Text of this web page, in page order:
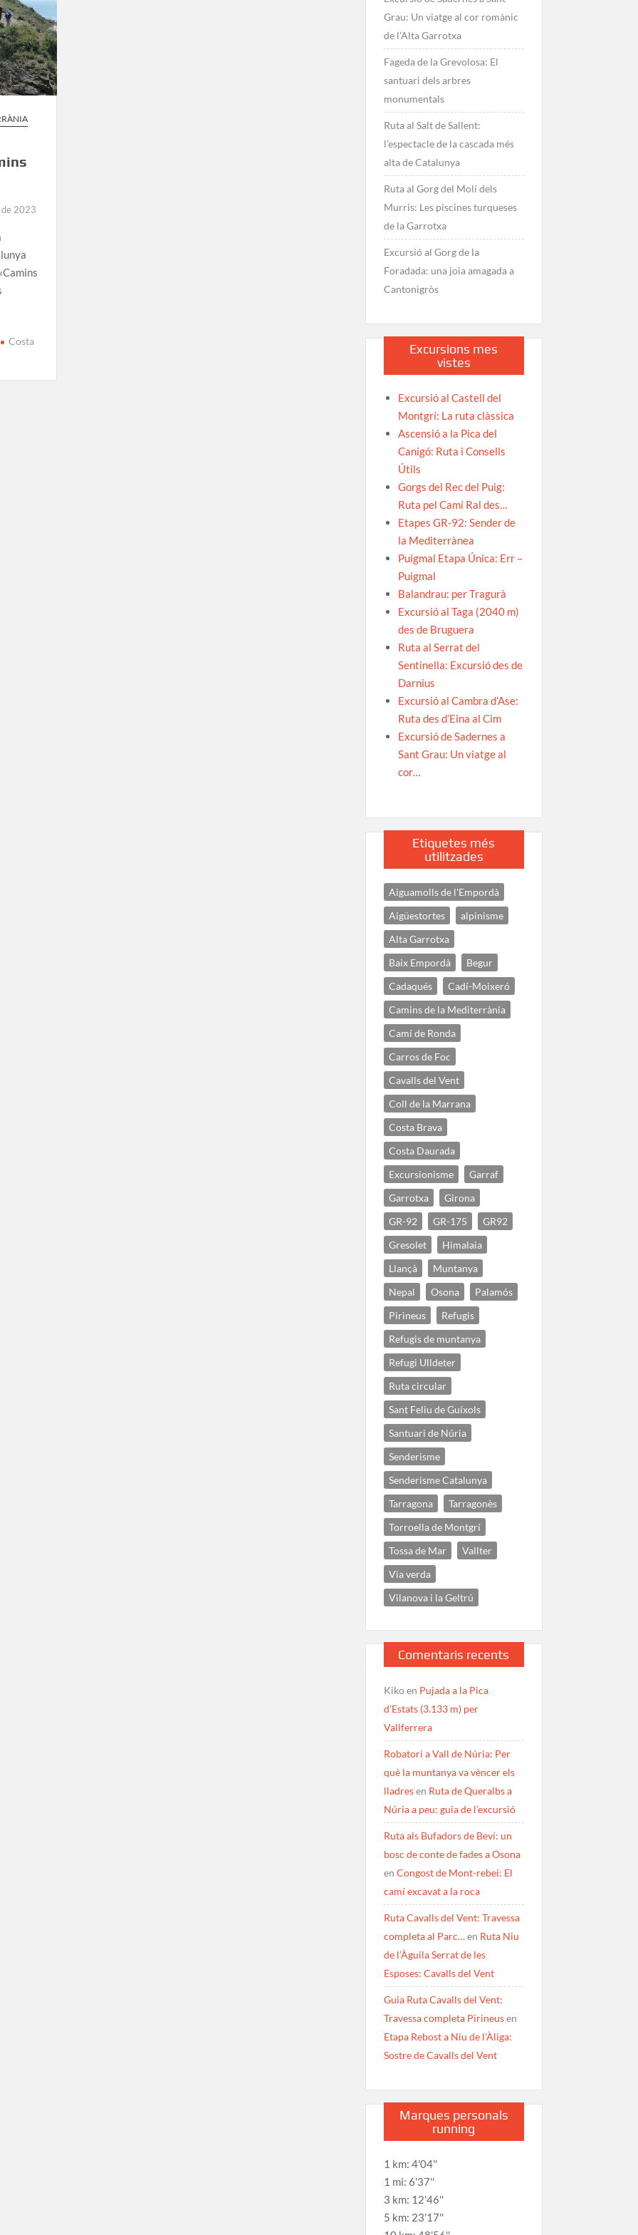
2023
Costa
Grau: Un viatge al cor romànic
de l’Alta Garrotxa
Fageda de la Grevolosa: El
santuari dels arbres
monumentals
Ruta al Salt de Sallent:
l’espectacle de la cascada més
alta de Catalunya
Ruta al Gorg del Molí dels
Murris: Les piscines turqueses
de la Garrotxa
Excursió al Gorg de la
Foradada: una joia amagada a
Cantonigròs
Excursions mes
vistes
Excursió al Castell del
Montgrí: La ruta clàssica
Ascensió a la Pica del
Canigó: Ruta i Consells
Útils
Gorgs del Rec del Puig:
Ruta pel Camí Ral des…
Etapes GR-92: Sender de
la Mediterrànea
Puigmal Etapa Única: Err –
Puigmal
Balandrau: per Tragurà
Excursió al Taga (2040 m)
des de Bruguera
Ruta al Serrat del
Sentinella: Excursió des de
Darnius
Excursió al Cambra d’Ase:
Ruta des d’Eina al Cim
Excursió de Sadernes a
Sant Grau: Un viatge al
cor…
Etiquetes més
utilitzades
Aiguamolls de l'Empordà
Aigüestortes
alpinisme
Alta Garrotxa
Baix Empordà
Begur
Cadaqués
Cadí-Moixeró
Camins de la Mediterrània
Camí de Ronda
Carros de Foc
Cavalls del Vent
Coll de la Marrana
Costa Brava
Costa Daurada
Excursionisme
Garraf
Garrotxa
Girona
GR-92
GR-175
GR92
Gresolet
Himalaia
Llançà
Muntanya
Nepal
Osona
Palamós
Pirineus
Refugis
Refugis de muntanya
Refugi Ulldeter
Ruta circular
Sant Feliu de Guíxols
Santuari de Núria
Senderisme
Senderisme Catalunya
Tarragona
Tarragonès
Torroella de Montgrí
Tossa de Mar
Vallter
Via verda
Vilanova i la Geltrú
Comentaris recents
Kikoen Pujada a la Pica
d’Estats (3.133 m) per
Vallferrera
Robatori a Vall de Núria: Per
què la muntanya va vèncer els
lladresen Ruta de Queralbs a
Núria a peu: guia de l’excursió
Ruta als Bufadors de Beví: un
bosc de conte de fades a Osona
en Congost de Mont-rebei: El
camí excavat a la roca
Ruta Cavalls del Vent: Travessa
completa al Parc…en Ruta Niu
de l’Àguila Serrat de les
Esposes: Cavalls del Vent
Guia Ruta Cavalls del Vent:
Travessa completa Pirineusen
Etapa Rebost a Niu de l’Àliga:
Sostre de Cavalls del Vent
Marques personals
running
1 km: 4'04''
1 mi: 6'37''
3 km: 12'46''
5 km: 23'17''